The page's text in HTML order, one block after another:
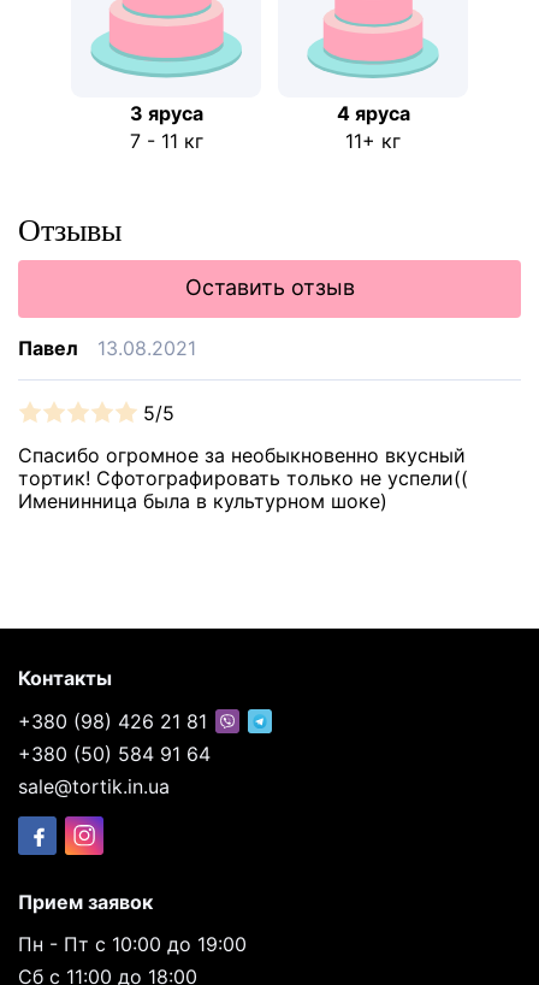
3 яруса
7 - 11 кг
4 яруса
11+ кг
Отзывы
Оставить отзыв
Павел 13.08.2021
5/5
Спасибо огромное за необыкновенно вкусный
тортик! Сфотографировать только не успели((
Именинница была в культурном шоке)
Контакты
+380 (98) 426 21 81
+380 (50) 584 91 64
sale@tortik.in.ua
Прием заявок
Пн - Пт с 10:00 до 19:00
Сб с 11:00 до 18:00